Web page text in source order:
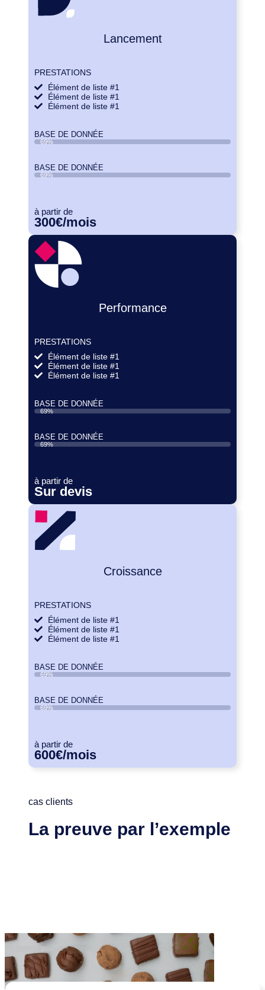
Lancement
PRESTATIONS
Élément de liste #1
Élément de liste #1
Élément de liste #1
BASE DE DONNÉE
69%
BASE DE DONNÉE
69%
à partir de
300€/mois
Performance
PRESTATIONS
Élément de liste #1
Élément de liste #1
Élément de liste #1
BASE DE DONNÉE
69%
BASE DE DONNÉE
69%
à partir de
Sur devis
Croissance
PRESTATIONS
Élément de liste #1
Élément de liste #1
Élément de liste #1
BASE DE DONNÉE
69%
BASE DE DONNÉE
69%
à partir de
600€/mois
cas clients
La preuve par l’exemple